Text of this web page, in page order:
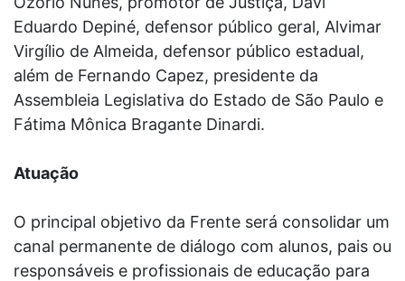
Eduardo Depiné, defensor público geral, Alvimar
Virgílio de Almeida, defensor público estadual,
além de Fernando Capez, presidente da
Assembleia Legislativa do Estado de São Paulo e
Fátima Mônica Bragante Dinardi.
Atuação
O principal objetivo da Frente será consolidar um
canal permanente de diálogo com alunos, pais ou
responsáveis e profissionais de educação para